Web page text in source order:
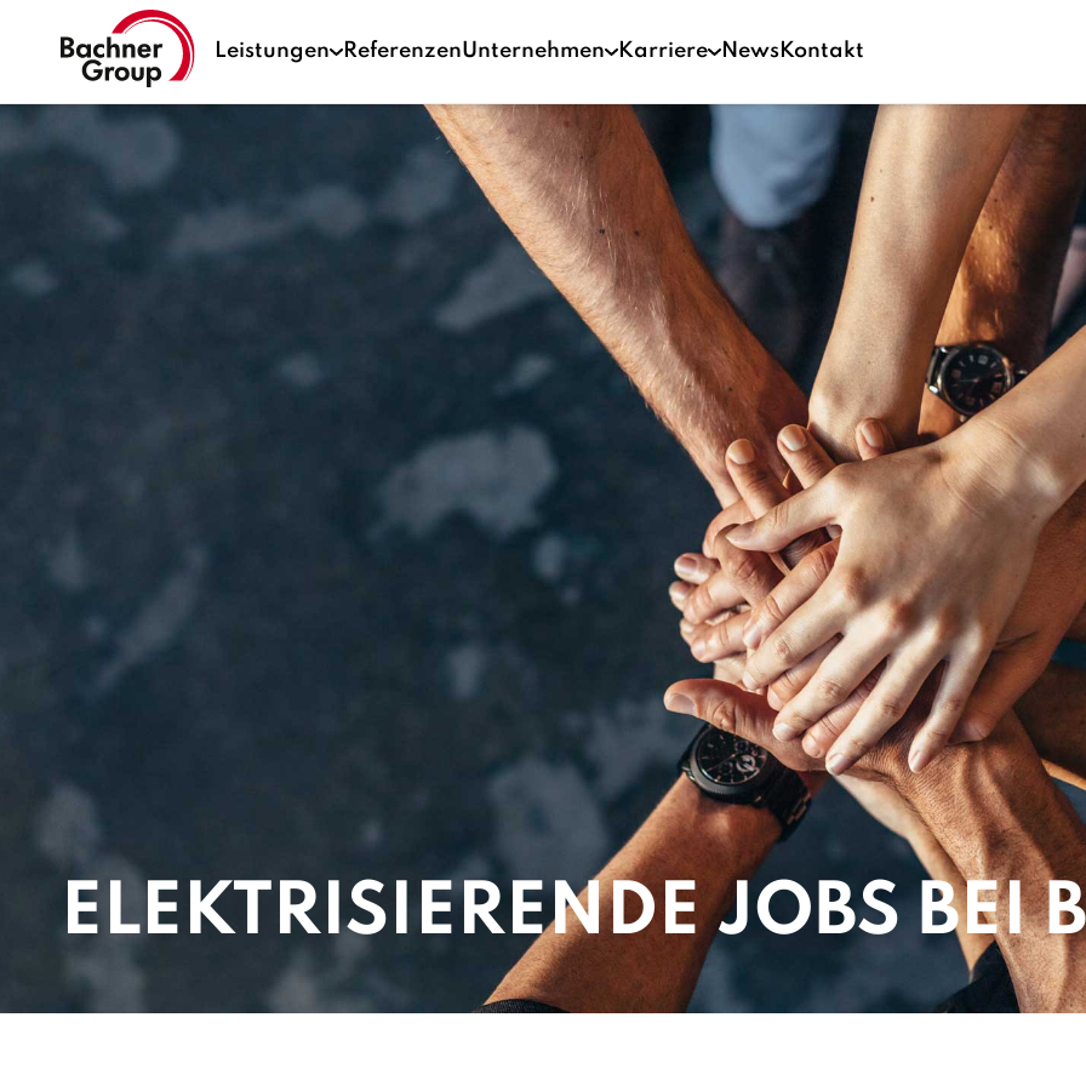
Leistungen ReferenzenUnternehmen Karriere NewsKontakt
ELEKTRISIERENDE JOBS BEI